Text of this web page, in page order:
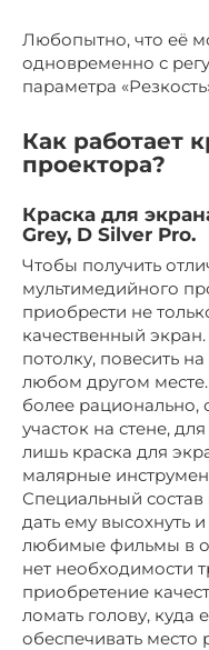
Любопытно, что её
одновременно с
параметра
Как работает
проектора?
Краска для
Grey, D Silver Pro.
Чтобы получить
мультимедийного
приобрести не
качественный
потолку, повесить
любом другом
более рационально,
участок на стене,
лишь краска для
малярные
Специальный состав
дать ему высохнуть
любимые фильмы в
нет необходимости
приобретение
ломать голову, куда
обеспечивать